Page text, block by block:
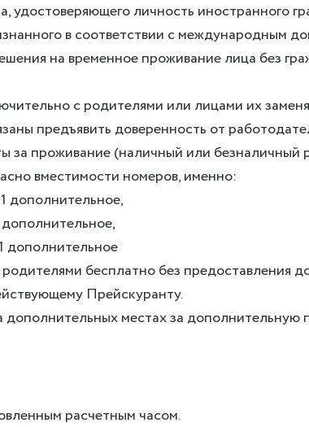
удостоверяющего личность иностранного
в соответствии с международным
на временное проживание лица без
с родителями или лицами их
предъявить доверенность от
за проживание (наличный или безналичный
вместимости номеров, именно:
дополнительное,
дополнительное
бесплатно без предоставления
Прейскуранту.
дополнительных местах за дополнительную
расчетным часом.